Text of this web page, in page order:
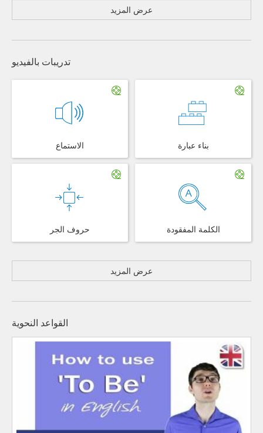
عرض المزيد
تدريبات بالفيديو
الاستماع بناء عبارة
حروف الجر الكلمة المفقودة
عرض المزيد
القواعد النحوية